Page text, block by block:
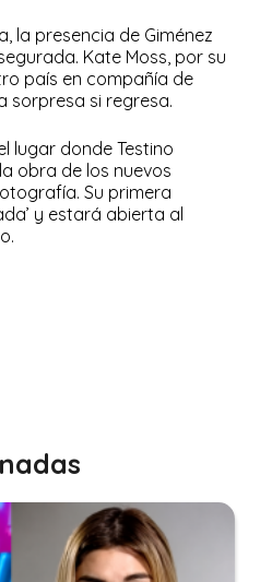
la presencia de Giménez
Kate Moss, por su
país en compañía de
sorpresa si regresa.
lugar donde Testino
obra de los nuevos
Su primera
y estará abierta al